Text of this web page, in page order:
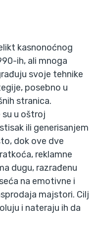
kasnonoćnog
ih, ali mnoga
svoje tehnike
posebno u
stranica.
su u oštroj
ili generisanjem
dok ove dve
reklamne
dugu, razrađenu
na emotivne i
majstori. Cilj
i nateraju ih da